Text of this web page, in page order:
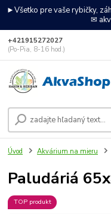
►Všetko pre vaše rybičky,
✉
+421915272027
(Po-Pia, 8-16 hod.)
Úvod Akvárium na mieru
Paludáriá
TOP produkt